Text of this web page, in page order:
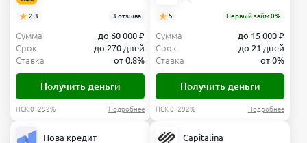
2.3 3 отзыва
Сумма
до 60 000 ₽
Срок
до 270 дней
Ставка
от 0.8%
Получить деньги
ПСК 0–292% Подробнее
5 Первый займ 0%
Сумма
до 15 000 ₽
Срок
до 21 дней
Ставка
от 0%
Получить деньги
ПСК 0–292% Подробнее
Нова кредит Capitalina